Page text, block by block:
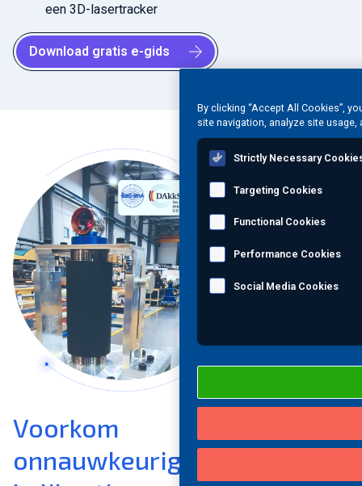
een 3D-lasertracker
Download gratis e-gids
Voorkom
onnauwkeurigheden met
By clicking “Accept All Cookies”,
site navigation, analyze site
Strictly Necessary
Targeting Cookies
Functional Cookies
Performance Cookies
Social Media Cookies